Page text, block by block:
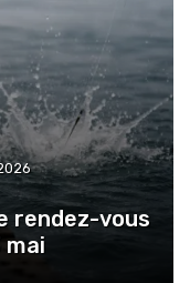
rendez-vous